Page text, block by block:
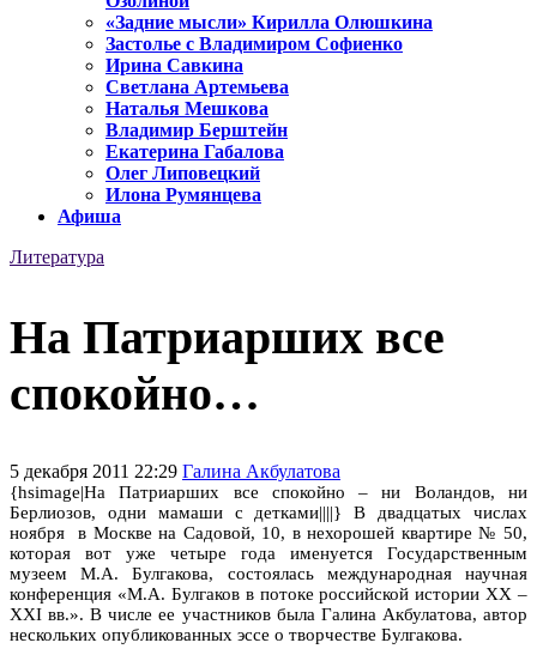
«Задние мысли» Кирилла Олюшкина
Застолье с Владимиром Софиенко
Ирина Савкина
Светлана Артемьева
Наталья Мешкова
Владимир Берштейн
Екатерина Габалова
Олег Липовецкий
Илона Румянцева
Афиша
Литература
На Патриарших все
спокойно…
5 декабря 2011 22:29 Галина Акбулатова
{hsimage|На Патриарших все спокойно – ни Воландов, ни
Берлиозов, одни мамаши с детками||||} В двадцатых числах
ноября в Москве на Садовой, 10, в нехорошей квартире № 50,
которая вот уже четыре года именуется Государственным
музеем М.А. Булгакова, состоялась международная научная
конференция «М.А. Булгаков в потоке российской истории ХХ –
ХХI вв.». В числе ее участников была Галина Акбулатова, автор
нескольких опубликованных эссе о творчестве Булгакова.